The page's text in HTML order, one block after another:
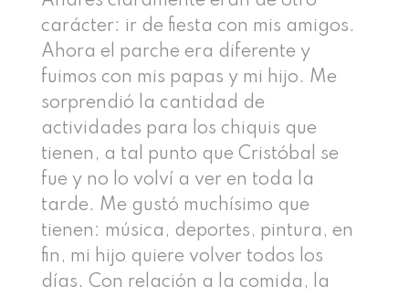
carácter: ir de fiesta con mis amigos.
Ahora el parche era diferente y
fuimos con mis papas y mi hijo. Me
sorprendió la cantidad de
actividades para los chiquis que
tienen, a tal punto que Cristóbal se
fue y no lo volví a ver en toda la
tarde. Me gustó muchísimo que
tienen: música, deportes, pintura, en
fin, mi hijo quiere volver todos los
días. Con relación a la comida, la